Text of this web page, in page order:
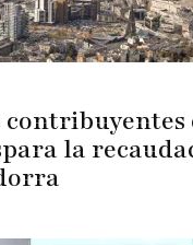
contribuyentes
la